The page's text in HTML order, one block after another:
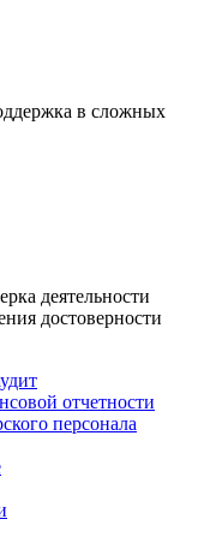
в сложных
деятельности
достоверности
отчетности
персонала